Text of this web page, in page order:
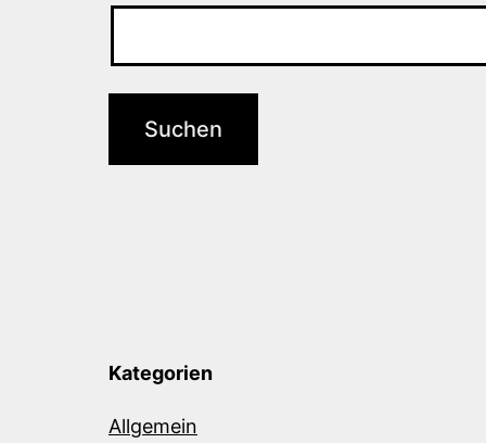
Kategorien
Allgemein